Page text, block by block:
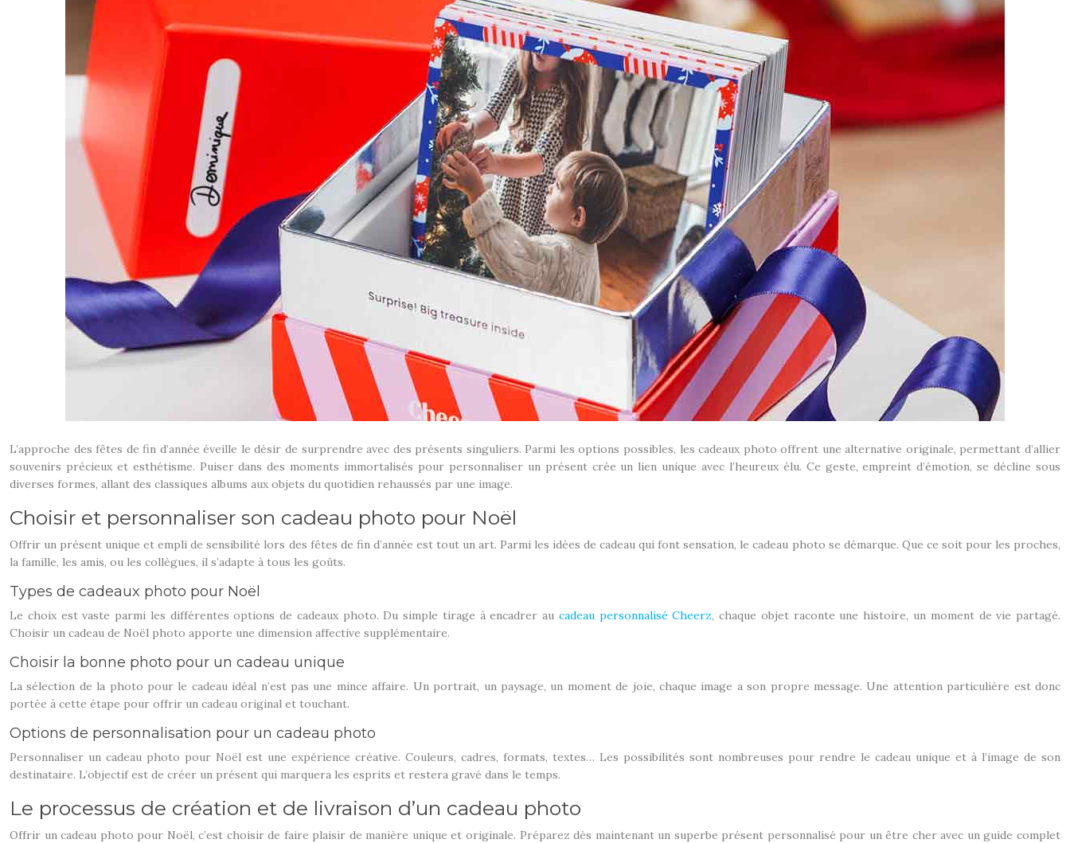
L’approche des fêtes de fin d’année éveille le désir de surprendre avec des présents singuliers. Parmi les options possibles, les cadeaux photo offrent une alternative originale, permettant d’allier
souvenirs précieux et esthétisme. Puiser dans des moments immortalisés pour personnaliser un présent crée un lien unique avec l’heureux élu. Ce geste, empreint d’émotion, se décline sous
diverses formes, allant des classiques albums aux objets du quotidien rehaussés par une image.
Choisir et personnaliser son cadeau photo pour Noël
Offrir un présent unique et empli de sensibilité lors des fêtes de fin d’année est tout un art. Parmi les idées de cadeau qui font sensation, le cadeau photo se démarque. Que ce soit pour les proches,
la famille, les amis, ou les collègues, il s’adapte à tous les goûts.
Types de cadeaux photo pour Noël
Le choix est vaste parmi les différentes options de cadeaux photo. Du simple tirage à encadrer au cadeau personnalisé Cheerz, chaque objet raconte une histoire, un moment de vie partagé.
Choisir un cadeau de Noël photo apporte une dimension affective supplémentaire.
Choisir la bonne photo pour un cadeau unique
La sélection de la photo pour le cadeau idéal n’est pas une mince affaire. Un portrait, un paysage, un moment de joie, chaque image a son propre message. Une attention particulière est donc
portée à cette étape pour offrir un cadeau original et touchant.
Options de personnalisation pour un cadeau photo
Personnaliser un cadeau photo pour Noël est une expérience créative. Couleurs, cadres, formats, textes… Les possibilités sont nombreuses pour rendre le cadeau unique et à l’image de son
destinataire. L’objectif est de créer un présent qui marquera les esprits et restera gravé dans le temps.
Le processus de création et de livraison d’un cadeau photo
Offrir un cadeau photo pour Noël, c’est choisir de faire plaisir de manière unique et originale. Préparez dès maintenant un superbe présent personnalisé pour un être cher avec un guide complet